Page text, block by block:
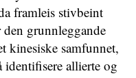
framleis stivbeint
grunnleggande
kinesiske samfunnet,
allierte og